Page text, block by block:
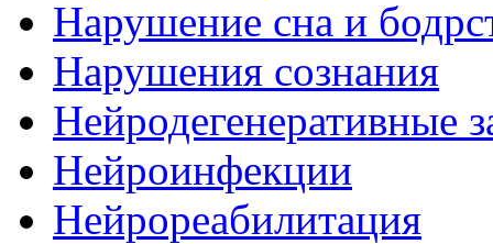
Нарушение сна и
Нарушения сознания
Нейродегенеративные
Нейроинфекции
Нейрореабилитация